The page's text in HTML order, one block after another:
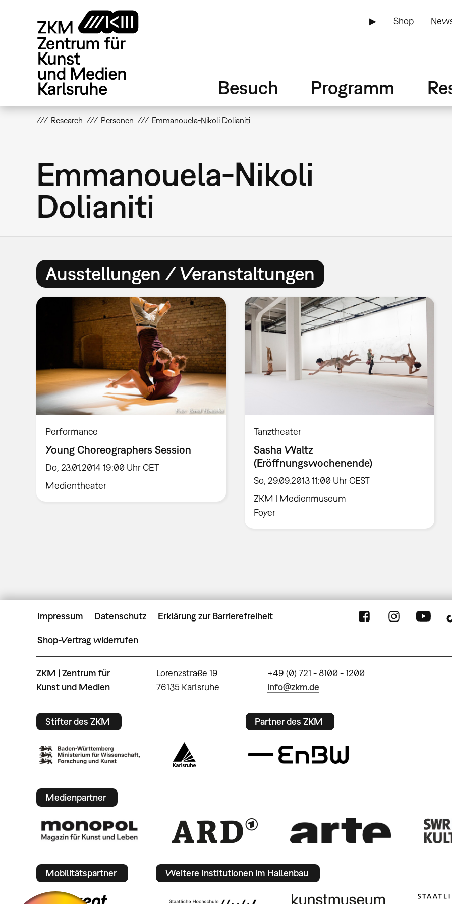
▶ Shop
Besuch Programm
Research Personen Emmanouela-Nikoli Dolianiti
Emmanouela-Nikoli
Dolianiti
Ausstellungen / Veranstaltungen
Performance
Young Choreographers Session
Do, 23.01.2014 19:00 Uhr CET
Medientheater
Tanztheater
Sasha Waltz
(Eröffnungswochenende)
So, 29.09.2013 11:00 Uhr CEST
ZKM | Medienmuseum
Foyer
Impressum Datenschutz Erklärung zur Barrierefreiheit
Shop-Vertrag widerrufen
ZKM | Zentrum für
Kunst und Medien
Lorenzstraße 19
76135 Karlsruhe
+49 (0) 721 - 8100 - 1200
info@zkm.de
Stifter des ZKM Partner des ZKM
Medienpartner
Mobilitätspartner Weitere Institutionen im Hallenbau